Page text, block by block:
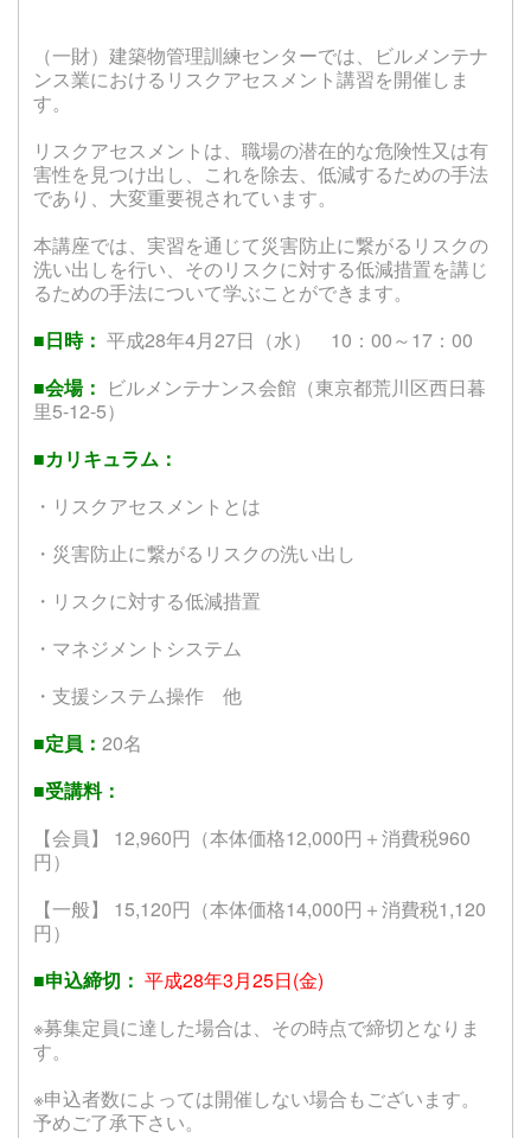
（一財）建築物管理訓練センターでは、ビルメンテナ
ンス業におけるリスクアセスメント講習を開催しま
す。
リスクアセスメントは、職場の潜在的な危険性又は有
害性を見つけ出し、これを除去、低減するための手法
であり、大変重要視されています。
本講座では、実習を通じて災害防止に繋がるリスクの
洗い出しを行い、そのリスクに対する低減措置を講じ
るための手法について学ぶことができます。
■日時： 平成28年4月27日（水） 10：00～17：00
■会場： ビルメンテナンス会館（東京都荒川区西日暮
里5-12-5）
■カリキュラム：
・リスクアセスメントとは
・災害防止に繋がるリスクの洗い出し
・リスクに対する低減措置
・マネジメントシステム
・支援システム操作 他
■定員： 20名
■受講料：
【会員】 12,960円（本体価格12,000円＋消費税960
円）
【一般】 15,120円（本体価格14,000円＋消費税1,120
円）
■申込締切： 平成28年3月25日(金)
※募集定員に達した場合は、その時点で締切となりま
す。
※申込者数によっては開催しない場合もございます。
予めご了承下さい。